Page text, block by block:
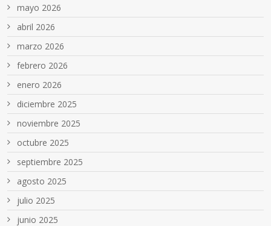
mayo 2026
abril 2026
marzo 2026
febrero 2026
enero 2026
diciembre 2025
noviembre 2025
octubre 2025
septiembre 2025
agosto 2025
julio 2025
junio 2025